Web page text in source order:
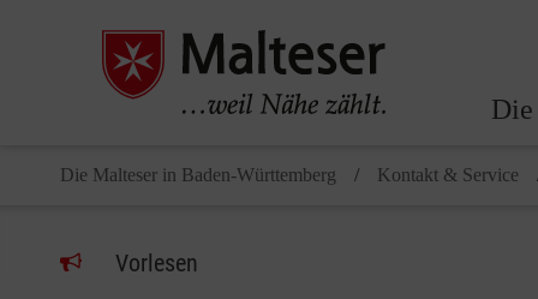
Die Malteser in Baden-Württemberg Kontakt & Service
Vorlesen